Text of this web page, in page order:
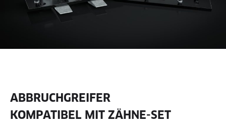
ABBRUCHGREIFER
KOMPATIBEL MIT ZÄHNE-SET